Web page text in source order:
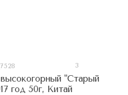
3
"Старый
год 50г, Китай